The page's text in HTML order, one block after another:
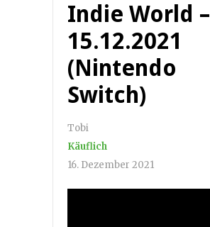
Indie World –
15.12.2021
(Nintendo
Switch)
Tobi
Käuflich
16. Dezember 2021